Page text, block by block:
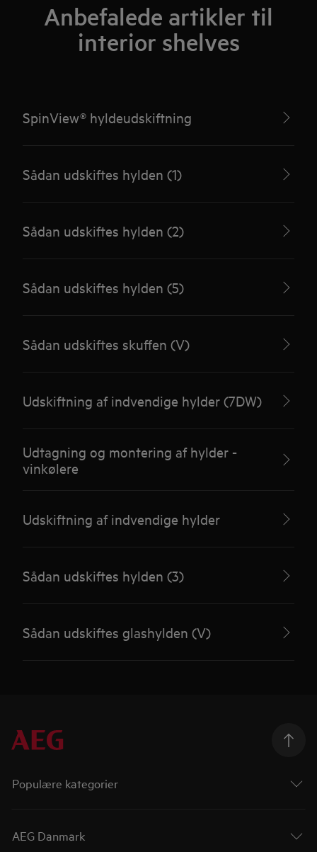
Anbefalede artikler til
interior shelves
SpinView® hyldeudskiftning
Sådan udskiftes hylden (1)
Sådan udskiftes hylden (2)
Sådan udskiftes hylden (5)
Sådan udskiftes skuffen (V)
Udskiftning af indvendige hylder (7DW)
Udtagning og montering af hylder -
vinkølere
Udskiftning af indvendige hylder
Sådan udskiftes hylden (3)
Sådan udskiftes glashylden (V)
Populære kategorier
AEG Danmark